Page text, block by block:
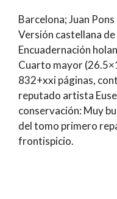
la
|
Barcelona; Juan
Versión castellana
Encuadernación
Cuarto mayor
832+xxi páginas,
reputado artista
conservación: Muy
del tomo primero
frontispicio.